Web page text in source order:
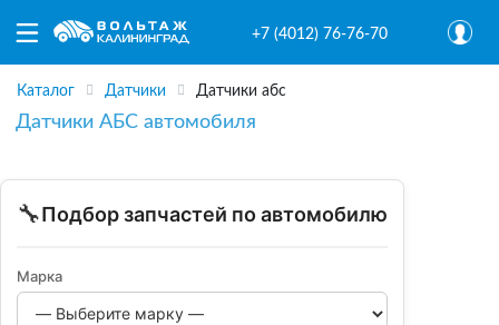
+7 (4012) 76-76-70
Каталог Датчики Датчики абс
Датчики АБС автомобиля
🔧Подбор запчастей по автомобилю
Марка